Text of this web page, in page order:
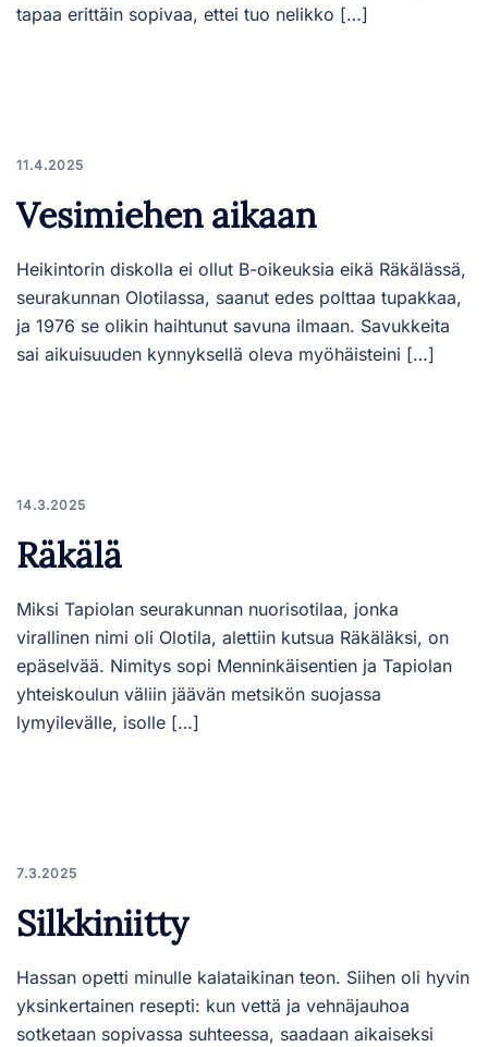
tapaa erittäin sopivaa, ettei tuo nelikko […]
11.4.2025
Vesimiehen aikaan
Heikintorin diskolla ei ollut B-oikeuksia eikä Räkälässä,
seurakunnan Olotilassa, saanut edes polttaa tupakkaa,
ja 1976 se olikin haihtunut savuna ilmaan. Savukkeita
sai aikuisuuden kynnyksellä oleva myöhäisteini […]
14.3.2025
Räkälä
Miksi Tapiolan seurakunnan nuorisotilaa, jonka
virallinen nimi oli Olotila, alettiin kutsua Räkäläksi, on
epäselvää. Nimitys sopi Menninkäisentien ja Tapiolan
yhteiskoulun väliin jäävän metsikön suojassa
lymyilevälle, isolle […]
7.3.2025
Silkkiniitty
Hassan opetti minulle kalataikinan teon. Siihen oli hyvin
yksinkertainen resepti: kun vettä ja vehnäjauhoa
sotketaan sopivassa suhteessa, saadaan aikaiseksi